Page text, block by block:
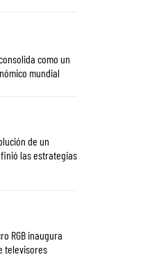
como un
mundial
de un
las estrategias
RGB inaugura
televisores